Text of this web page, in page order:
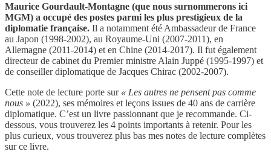
Maurice Gourdault-Montagne (que nous surnommerons ici
MGM) a occupé des postes parmi les plus prestigieux de la
diplomatie française. Il a notamment été Ambassadeur de France
au Japon (1998-2002), au Royaume-Uni (2007-2011), en
Allemagne (2011-2014) et en Chine (2014-2017). Il fut également
directeur de cabinet du Premier ministre Alain Juppé (1995-1997) et
de conseiller diplomatique de Jacques Chirac (2002-2007).
Cette note de lecture porte sur « Les autres ne pensent pas comme
nous » (2022), ses mémoires et leçons issues de 40 ans de carrière
diplomatique. C’est un livre passionnant que je recommande. Ci-
dessous, vous trouverez les 4 points importants à retenir. Pour les
plus curieux, vous trouverez plus bas mes notes de lecture complètes
sur ce livre.